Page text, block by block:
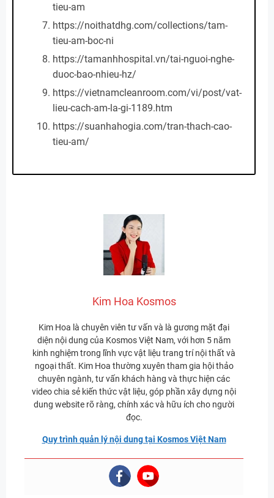
tieu-am
https://noithatdhg.com/collections/tam-
tieu-am-boc-ni
https://tamanhhospital.vn/tai-nguoi-nghe-
duoc-bao-nhieu-hz/
https://vietnamcleanroom.com/vi/post/vat-
lieu-cach-am-la-gi-1189.htm
https://suanhahogia.com/tran-thach-cao-
tieu-am/
Kim Hoa Kosmos
Kim Hoa là chuyên viên tư vấn và là gương mặt đại
diện nội dung của Kosmos Việt Nam, với hơn 5 năm
kinh nghiệm trong lĩnh vực vật liệu trang trí nội thất và
ngoại thất. Kim Hoa thường xuyên tham gia hội thảo
chuyên ngành, tư vấn khách hàng và thực hiện các
video chia sẻ kiến thức vật liệu, góp phần xây dựng nội
dung website rõ ràng, chính xác và hữu ích cho người
đọc.
Quy trình quản lý nội dung tại Kosmos Việt Nam